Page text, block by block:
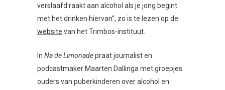
verslaafd raakt aan alcohol als je jong begint
met het drinken hiervan”, zo is te lezen op de
website van het Trimbos-instituut.
In Na de Limonadepraat journalist en
podcastmaker Maarten Dallinga met groepjes
ouders van puberkinderen over alcohol en